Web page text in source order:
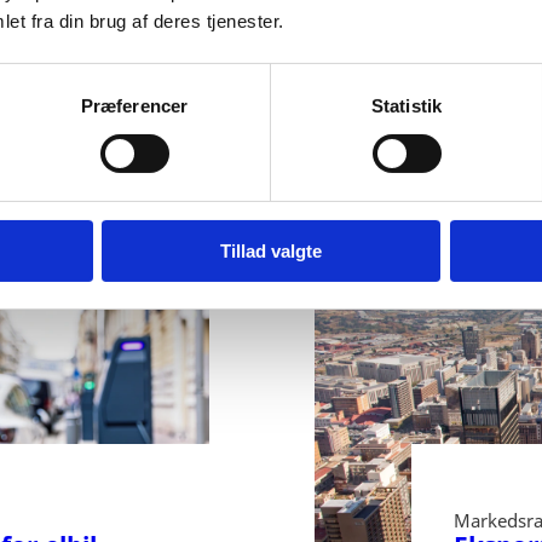
fra din brug af deres tjenester.
Præferencer Statistik
Tillad valgte
inden